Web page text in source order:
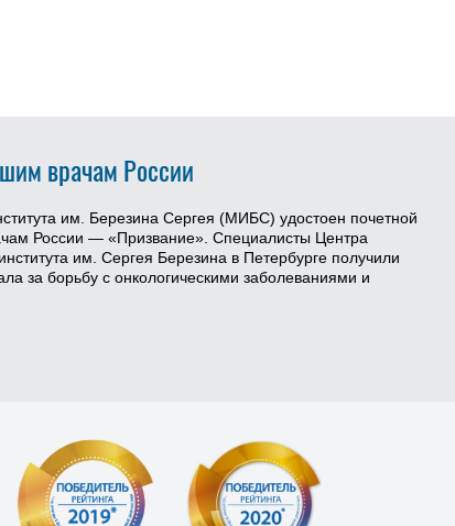
врачам России
им. Березина Сергея (МИБС) удостоен почетной
России — «Призвание». Специалисты Центра
им. Сергея Березина в Петербурге получили
за борьбу с онкологическими заболеваниями и